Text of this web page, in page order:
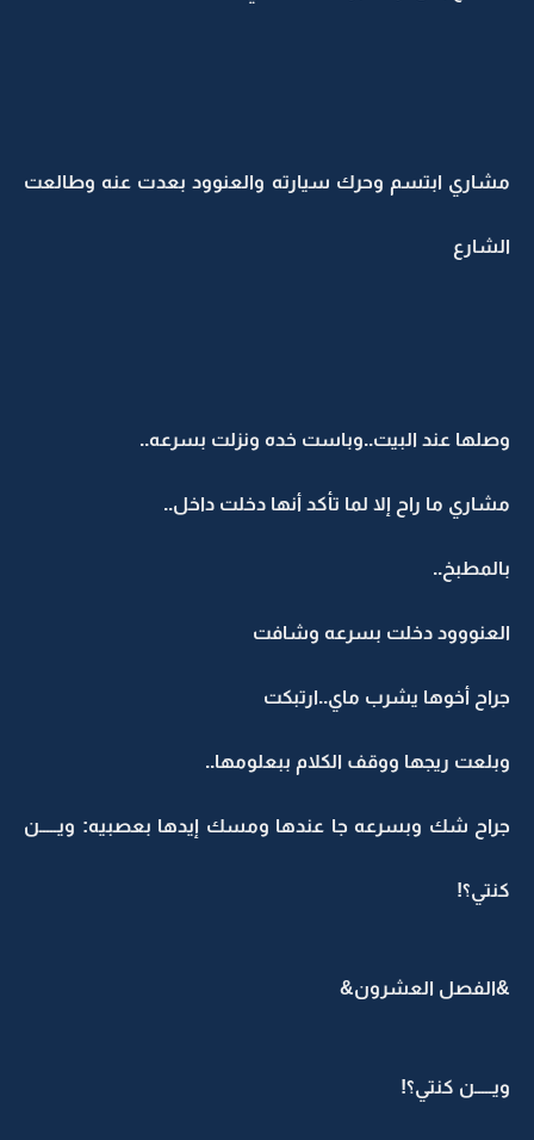
مشاري ابتسم وحرك سيارته والعنوود بعدت عنه وطالعت
الشارع
وصلها عند البيت..وباست خده ونزلت بسرعه..
مشاري ما راح إلا لما تأكد أنها دخلت داخل..
بالمطبخ..
العنووود دخلت بسرعه وشافت
جراح أخوها يشرب ماي..ارتبكت
وبلعت ريجها ووقف الكلام ببعلومها..
جراح شك وبسرعه جا عندها ومسك إيدها بعصبيه: ويـــــن
كنتي؟!
&الفصل العشرون&
ويـــــن كنتي؟!